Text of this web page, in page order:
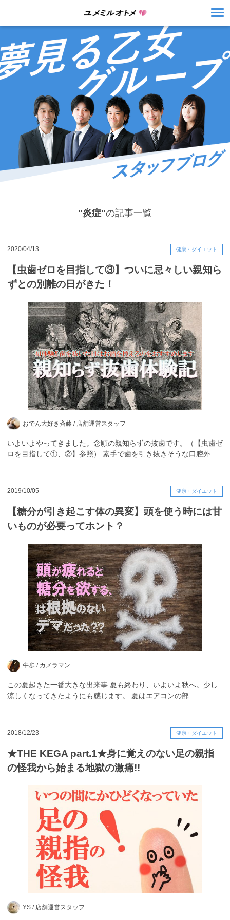
"炎症"の記事一覧
2020/04/13 健康・ダイエット
【虫歯ゼロを目指して③】ついに忌々しい親知ら
ずとの別離の日がきた！
おでん大好き斉藤 / 店舗運営スタッフ
いよいよやってきました。念願の親知らずの抜歯です。（【虫歯ゼ
ロを目指して①、②】参照） 素手で歯を引き抜きそうな口腔外…
2019/10/05 健康・ダイエット
【糖分が引き起こす体の異変】頭を使う時には甘
いものが必要ってホント？
牛歩 / カメラマン
この夏起きた一番大きな出来事 夏も終わり、いよいよ秋へ。少し
涼しくなってきたようにも感じます。 夏はエアコンの部…
2018/12/23 健康・ダイエット
★THE KEGA part.1★身に覚えのない足の親指
の怪我から始まる地獄の激痛!!
YS / 店舗運営スタッフ